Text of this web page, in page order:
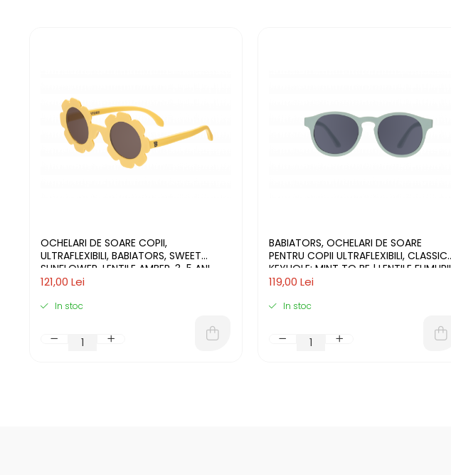
OCHELARI DE SOARE COPII,
ULTRAFLEXIBILI, BABIATORS, SWEET
SUNFLOWER, LENTILE AMBER, 3-5 ANI
121,00 Lei
In stoc
BABIATORS, OCHELARI DE SOARE
PENTRU COPII ULTRAFLEXIBILI, CLASSIC
KEYHOLE: MINT TO BE | LENTILE FUMURII
119,00 Lei
In stoc